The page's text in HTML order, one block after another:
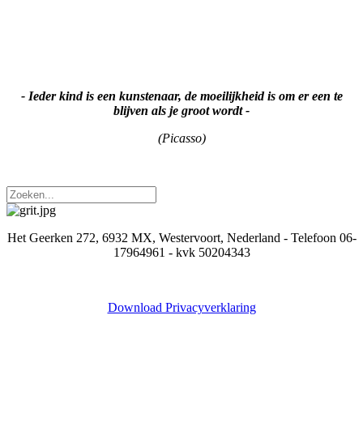
- Ieder kind is een kunstenaar, de moeilijkheid is om er een te
blijven als je groot wordt -
(Picasso)
Het Geerken 272, 6932 MX, Westervoort, Nederland - Telefoon 06-
17964961 - kvk 50204343
Download Privacyverklaring